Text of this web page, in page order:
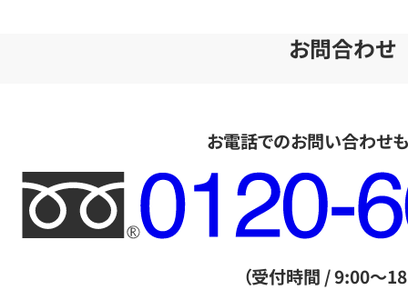
お問合わせ
お電話でのお問い合わせ
フ
リ
ー
（受付時間 / 9:00～